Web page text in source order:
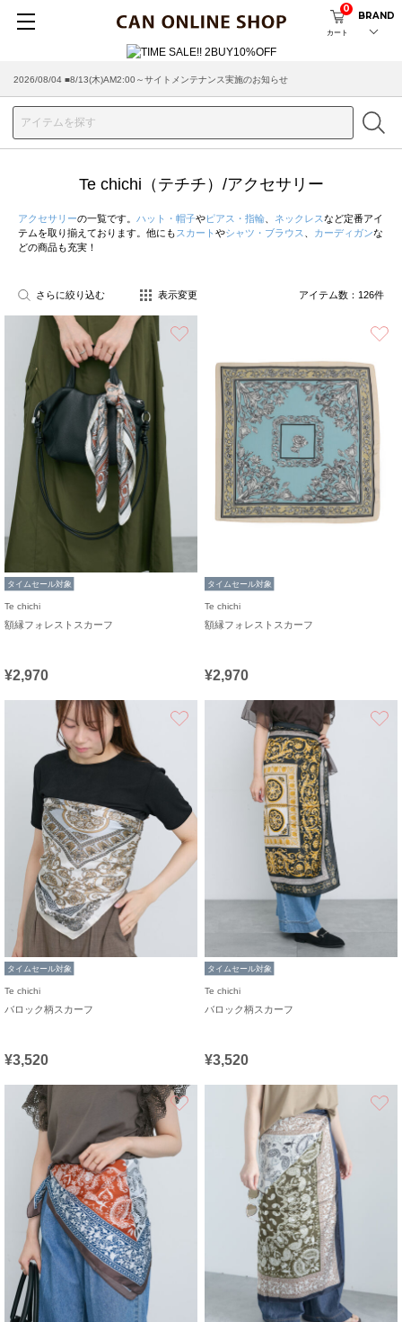
カート
0
BRAND
2026/08/04 ■8/13(木)AM2:00～サイトメンテナンス実施のお知らせ
2026/07/29 ■【お知らせ】ヤマト運輸の配送遅延・停止について
Te chichi（テチチ）/アクセサリー
アクセサリーの一覧です。 ハット・帽子やピアス・指輪 ネックレスなど定番アイ
テムを取り揃えております。他にも スカート やシャツ・ブラウス カーディガンな
どの商品も充実！
さらに絞り込む 表示変更 アイテム数： 126件
タイムセール対象
Te chichi
額縁フォレストスカーフ
¥2,970
タイムセール対象
Te chichi
額縁フォレストスカーフ
¥2,970
お気に入り
タイムセール対象
Te chichi
バロック柄スカーフ
¥3,520
タイムセール対象
Te chichi
バロック柄スカーフ
¥3,520